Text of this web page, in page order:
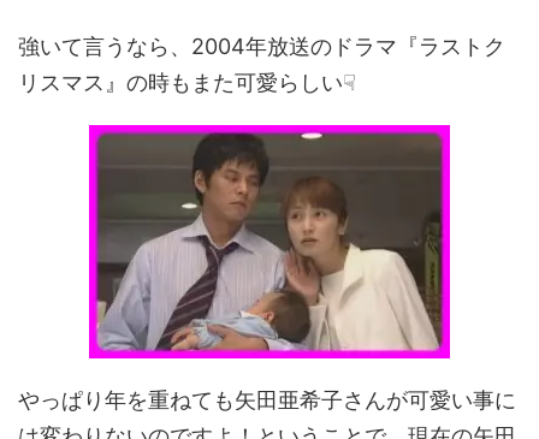
強いて言うなら、2004年放送のドラマ『ラストク
リスマス』の時もまた可愛らしい☟
やっぱり年を重ねても矢田亜希子さんが可愛い事に